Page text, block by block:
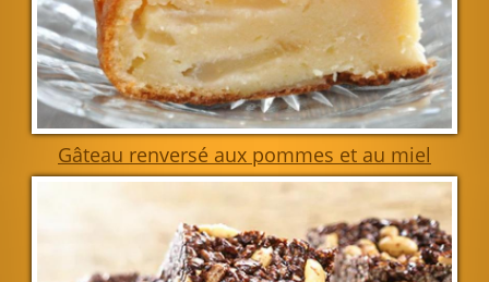
Gâteau renversé aux pommes et au miel